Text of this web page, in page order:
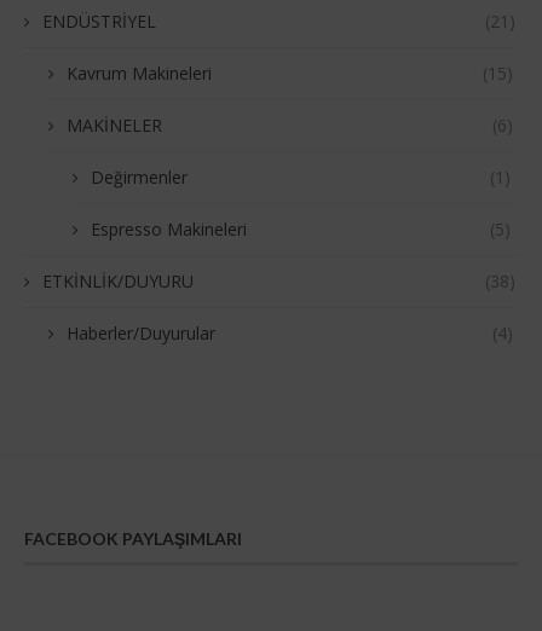
ENDÜSTRİYEL (21)
Kavrum Makineleri (15)
MAKİNELER (6)
Değirmenler (1)
Espresso Makineleri (5)
ETKİNLİK/DUYURU (38)
Haberler/Duyurular (4)
FACEBOOK PAYLAŞIMLARI